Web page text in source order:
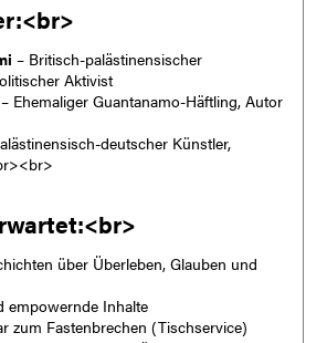
– Britisch-palästinensischer
Aktivist
– Ehemaliger Guantanamo-Häftling, Autor
deutscher Künstler,
über Überleben, Glauben und
empowernde Inhalte
zum Fastenbrechen (Tischservice)